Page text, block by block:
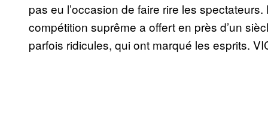
pas eu l’occasion de faire rire les
compétition suprême a offert en près d’un
parfois ridicules, qui ont marqué les esprits.